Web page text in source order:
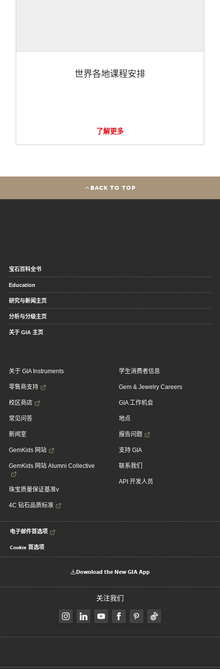
世界各地课程安排
了解更多
BACK TO TOP
宝石百科全书
Education
研究与新闻主页
分析与分级主页
关于 GIA 主页
关于 GIA Instruments
零售商支持
校区商店
常见问答
新闻室
GemKids 网站
GemKids 网站 Alumni Collective
珠宝质量保证基准v
4C 钻石品质标准
学生消费者信息
Gem & Jewelry Careers
GIA 工作机会
地点
报告问题
支持 GIA
联系我们
API 开发人员
电子邮件首选项
Cookie 首选项
Download the New GIA App
关注我们